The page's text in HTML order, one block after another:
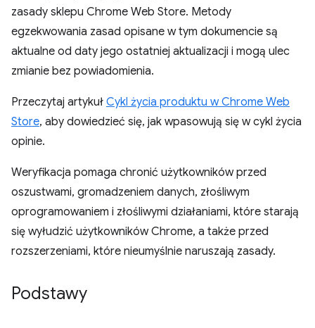
zasady sklepu Chrome Web Store. Metody
egzekwowania zasad opisane w tym dokumencie są
aktualne od daty jego ostatniej aktualizacji i mogą ulec
zmianie bez powiadomienia.
Przeczytaj artykuł Cykl życia produktu w Chrome Web
Store, aby dowiedzieć się, jak wpasowują się w cykl życia
opinie.
Weryfikacja pomaga chronić użytkowników przed
oszustwami, gromadzeniem danych, złośliwym
oprogramowaniem i złośliwymi działaniami, które starają
się wyłudzić użytkowników Chrome, a także przed
rozszerzeniami, które nieumyślnie naruszają zasady.
Podstawy